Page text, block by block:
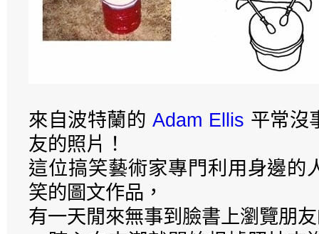
來自波特蘭的Adam Ellis 平常沒
友的照片！
這位搞笑藝術家專門利用身邊的
笑的圖文作品，
有一天閒來無事到臉書上瀏覽朋